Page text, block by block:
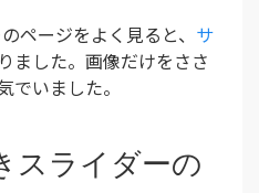
ページをよく見ると、 サ
ました。画像だけをささ
でいました。
スライダーの